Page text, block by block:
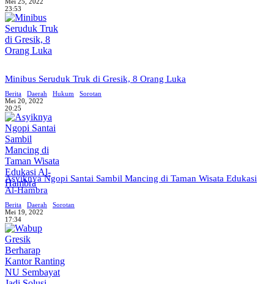
23:53
Minibus Seruduk Truk di Gresik, 8 Orang Luka
Berita Daerah Hukum
Sorotan
Mei 20, 2022
20:25
Asyiknya Ngopi Santai Sambil Mancing di Taman Wisata Edukasi
Al-Hambra
Berita Daerah
Sorotan
Mei 19, 2022
17:34